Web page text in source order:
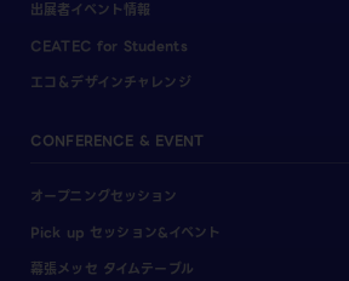
出展者イベント情報
CEATEC for Students
エコ＆デザインチャレンジ
CONFERENCE & EVENT
オープニングセッション
Pick up セッション&イベント
幕張メッセ タイムテーブル